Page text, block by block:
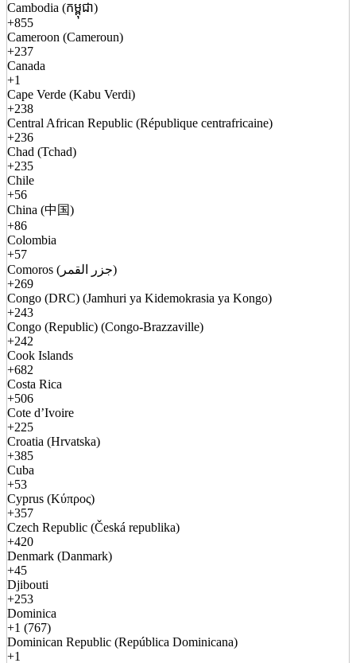
Cambodia (កម្ពុជា)
+855
Cameroon (Cameroun)
+237
Canada
+1
Cape Verde (Kabu Verdi)
+238
Central African Republic (République centrafricaine)
+236
Chad (Tchad)
+235
Chile
+56
China (中国)
+86
Colombia
+57
Comoros (جزر القمر)
+269
Congo (DRC) (Jamhuri ya Kidemokrasia ya Kongo)
+243
Congo (Republic) (Congo-Brazzaville)
+242
Cook Islands
+682
Costa Rica
+506
Cote d’Ivoire
+225
Croatia (Hrvatska)
+385
Cuba
+53
Cyprus (Κύπρος)
+357
Czech Republic (Česká republika)
+420
Denmark (Danmark)
+45
Djibouti
+253
Dominica
+1 (767)
Dominican Republic (República Dominicana)
+1